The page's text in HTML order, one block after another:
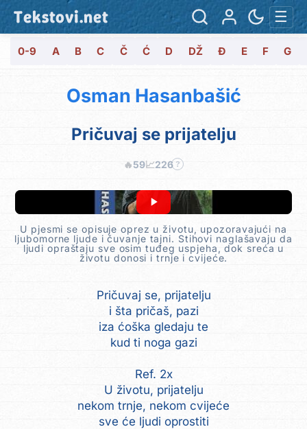
Tekstovi.net ☰
0-9 A B C Č Ć D DŽ Đ E F G
Osman Hasanbašić
Pričuvaj se prijatelju
🔥59📈226 ?
U pjesmi se opisuje oprez u životu, upozoravajući na
ljubomorne ljude i čuvanje tajni. Stihovi naglašavaju da
ljudi opraštaju sve osim tuđeg uspjeha, dok sreća u
životu donosi i trnje i cvijeće.
Pričuvaj se, prijatelju
i šta pričaš, pazi
iza ćoška gledaju te
kud ti noga gazi
Ref. 2x
U životu, prijatelju
nekom trnje, nekom cvijeće
sve će ljudi oprostiti